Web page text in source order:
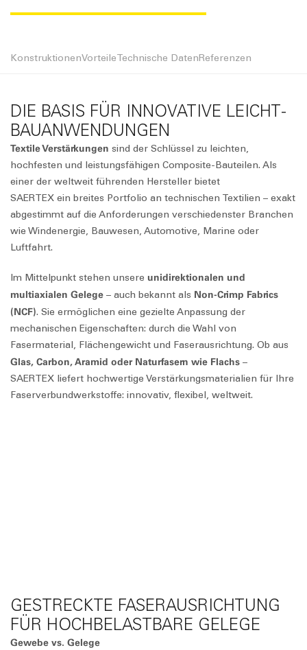
KonstruktionenVorteileTechnische DatenReferenzen
DIE BASIS FÜR INNOVATIVE LEICHT­
BAU­ANWEN­DUNGEN
Textile Verstärkungen sind der Schlüssel zu leichten,
hochfesten und leistungsfähigen Composite-Bauteilen. Als
einer der weltweit führenden Hersteller bietet
⁠SAERTEX⁠ ein breites Portfolio an technischen Textilien – exakt
abgestimmt auf die Anforderungen verschiedenster Branchen
wie Windenergie, Bauwesen, Automotive, Marine oder
Luftfahrt.
Im Mittelpunkt stehen unsere unidirektionalen und
multiaxialen Gelege – auch bekannt als Non-Crimp Fabrics
(NCF). Sie ermöglichen eine gezielte Anpassung der
mechanischen Eigenschaften: durch die Wahl von
Fasermaterial, Flächengewicht und Faserausrichtung. Ob aus
Glas, Carbon, Aramid oder Naturfasern wie Flachs –
⁠SAERTEX⁠ liefert hochwertige Verstärkungsmaterialien für Ihre
Faserverbundwerkstoffe: innovativ, flexibel, weltweit.
GESTRECKTE FASERAUSRICHTUNG
FÜR HOCHBELASTBARE GELEGE
Gewebe vs. Gelege